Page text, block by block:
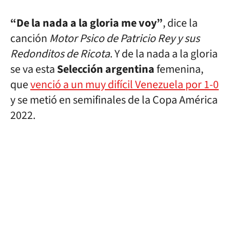
“De la nada a la gloria me voy”, dice la
canción Motor Psico de Patricio Rey y sus
Redonditos de Ricota. Y de la nada a la gloria
se va estaSelección argentinafemenina,
quevenció a un muy difícil Venezuela por 1-0
y se metió en semifinales de la Copa América
2022.